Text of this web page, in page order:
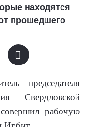
находятся
прошедшего
председателя
Свердловской
совершил рабочую